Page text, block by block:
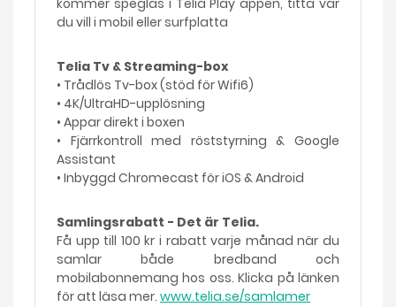
kommer speglas i Telia Play appen, titta var
du vill i mobil eller surfplatta
Telia Tv & Streaming-box
• Trådlös Tv-box (stöd för Wifi6)
• 4K/UltraHD-upplösning
• Appar direkt i boxen
• Fjärrkontroll med röststyrning & Google
Assistant
• Inbyggd Chromecast för iOS & Android
Samlingsrabatt - Det är Telia.
Få upp till 100 kr i rabatt varje månad när du
samlar både bredband och
mobilabonnemang hos oss. Klicka på länken
för att läsa mer. www.telia.se/samlamer